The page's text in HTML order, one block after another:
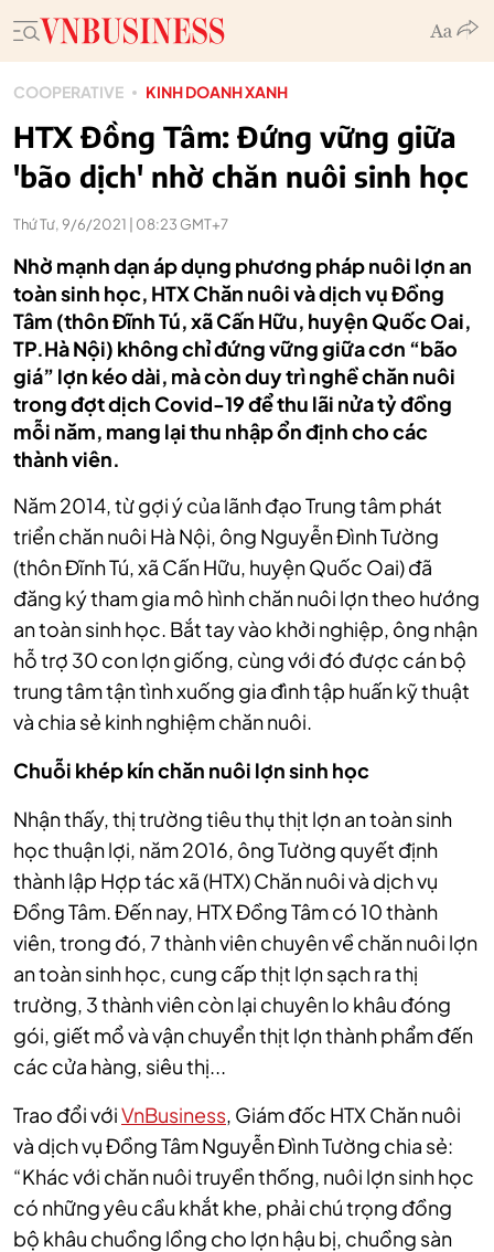
COOPERATIVE KINH DOANH XANH
HTX Đồng Tâm: Đứng vững giữa
'bão dịch' nhờ chăn nuôi sinh học
Thứ Tư, 9/6/2021 | 08:23 GMT+7
Nhờ mạnh dạn áp dụng phương pháp nuôi lợn an
toàn sinh học, HTX Chăn nuôi và dịch vụ Đồng
Tâm (thôn Đĩnh Tú, xã Cấn Hữu, huyện Quốc Oai,
TP.Hà Nội) không chỉ đứng vững giữa cơn “bão
giá” lợn kéo dài, mà còn duy trì nghề chăn nuôi
trong đợt dịch Covid-19 để thu lãi nửa tỷ đồng
mỗi năm, mang lại thu nhập ổn định cho các
thành viên.
Năm 2014, từ gợi ý của lãnh đạo Trung tâm phát
triển chăn nuôi Hà Nội, ông Nguyễn Đình Tường
(thôn Đĩnh Tú, xã Cấn Hữu, huyện Quốc Oai) đã
đăng ký tham gia mô hình chăn nuôi lợn theo hướng
an toàn sinh học. Bắt tay vào khởi nghiệp, ông nhận
hỗ trợ 30 con lợn giống, cùng với đó được cán bộ
trung tâm tận tình xuống gia đình tập huấn kỹ thuật
và chia sẻ kinh nghiệm chăn nuôi.
Chuỗi khép kín chăn nuôi lợn sinh học
Nhận thấy, thị trường tiêu thụ thịt lợn an toàn sinh
học thuận lợi, năm 2016, ông Tường quyết định
thành lập Hợp tác xã (HTX) Chăn nuôi và dịch vụ
Đồng Tâm. Đến nay, HTX Đồng Tâm có 10 thành
viên, trong đó, 7 thành viên chuyên về chăn nuôi lợn
an toàn sinh học, cung cấp thịt lợn sạch ra thị
trường, 3 thành viên còn lại chuyên lo khâu đóng
gói, giết mổ và vận chuyển thịt lợn thành phẩm đến
các cửa hàng, siêu thị...
Trao đổi vớiVnBusiness, Giám đốc HTX Chăn nuôi
và dịch vụ Đồng Tâm Nguyễn Đình Tường chia sẻ:
“Khác với chăn nuôi truyền thống, nuôi lợn sinh học
có những yêu cầu khắt khe, phải chú trọng đồng
bộ khâu chuồng lồng cho lợn hậu bị, chuồng sàn